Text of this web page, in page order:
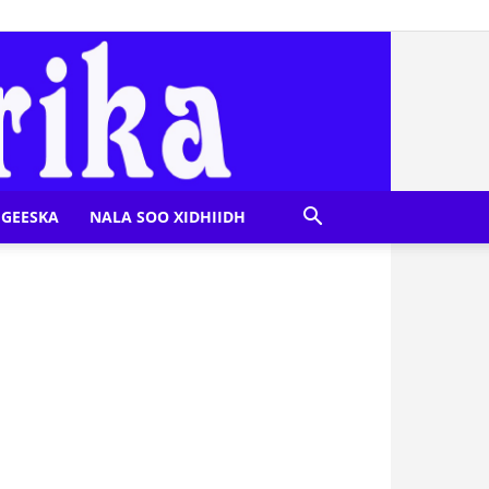
NALA SOO XIDHIIDH